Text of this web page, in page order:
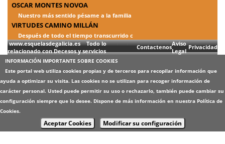
OSCAR MONTES NOVOA
Nuestro más sentido pésame a la familia
VIRTUDES CAMINO MILLÁN
Después de todo el tiempo transcurrido c
www.esquelasdegalicia.es Todo lo
relacionado con Decesos y servicios
ContactenosAviso
Legal
Privacidad
INFORMACIÓN IMPORTANTE SOBRE COOKIES
Este portal web utiliza cookies propias y de terceros para recopilar información que
ayuda a optimizar su visita. Las cookies no se utilizan para recoger información de
carácter personal. Usted puede permitir su uso o rechazarlo, también puede cambiar su
configuración siempre que lo desee. Dispone de más información en nuestra Política de
Cookies.